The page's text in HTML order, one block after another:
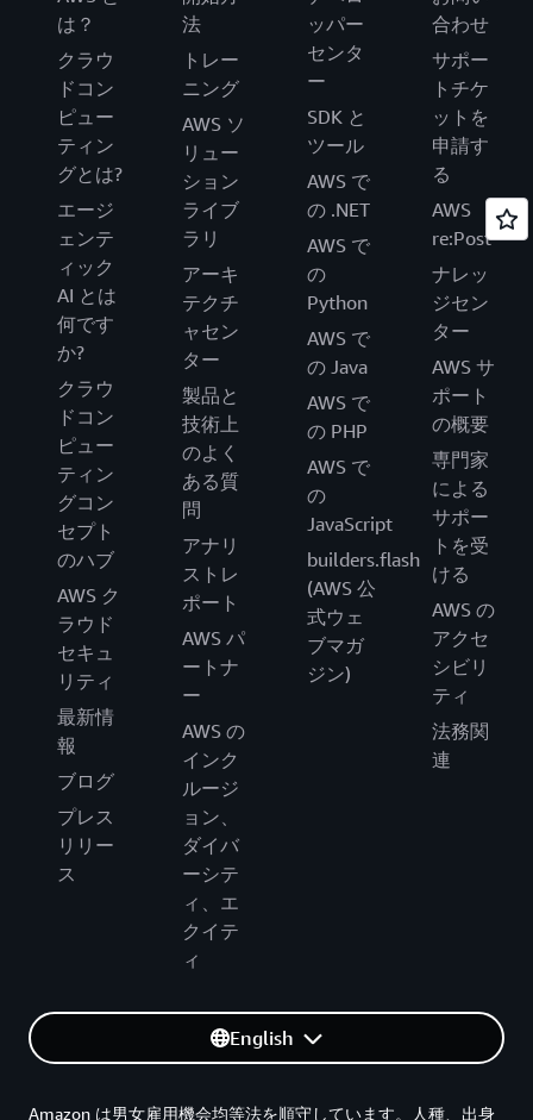
は？
クラウ
ドコン
ピュー
ティン
グとは?
エージ
ェンテ
ィック
AI とは
何です
か?
クラウ
ドコン
ピュー
ティン
グコン
セプト
のハブ
AWS ク
ラウド
セキュ
リティ
最新情
報
ブログ
プレス
リリー
ス
法
トレー
ニング
AWS ソ
リュー
ション
ライブ
ラリ
アーキ
テクチ
ャセン
ター
製品と
技術上
のよく
ある質
問
アナリ
ストレ
ポート
AWS パ
ートナ
ー
AWS の
インク
ルージ
ョン、
ダイバ
ーシテ
ィ、エ
クイテ
ィ
ッパー
センタ
ー
SDK と
ツール
AWS で
の .NET
AWS で
の
Python
AWS で
の Java
AWS で
の PHP
AWS で
の
JavaScript
builders.flash
(AWS 公
式ウェ
ブマガ
ジン)
合わせ
サポー
トチケ
ットを
申請す
る
AWS
re:Post
ナレッ
ジセン
ター
AWS サ
ポート
の概要
専門家
による
サポー
トを受
ける
AWS の
アクセ
シビリ
ティ
法務関
連
English
Amazon は男女雇用機会均等法を順守しています。人種、出身